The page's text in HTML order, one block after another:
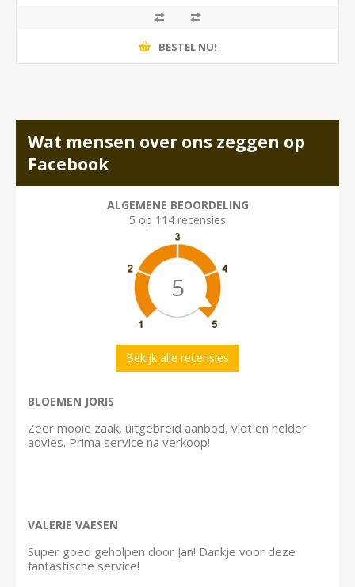
BESTEL NU!
Wat mensen over ons zeggen op
Facebook
ALGEMENE BEOORDELING
5 op 114 recensies
5
Bekijk alle recensies
BLOEMEN JORIS
Zeer mooie zaak, uitgebreid aanbod, vlot en helder
advies. Prima service na verkoop!
VALERIE VAESEN
Super goed geholpen door Jan! Dankje voor deze
fantastische service!